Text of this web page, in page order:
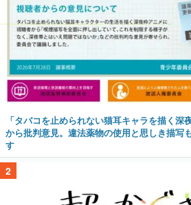
「タバコを止められない猫耳キャラを描く深
から批判意見。違法薬物の使用と思しき描写
す
2